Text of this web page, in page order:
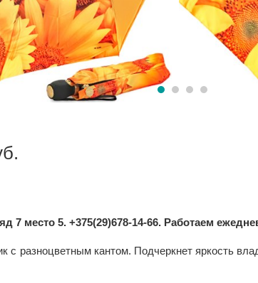
7 место 5. +375(29)678-14-66. Работаем
с разноцветным кантом. Подчеркнет яркость